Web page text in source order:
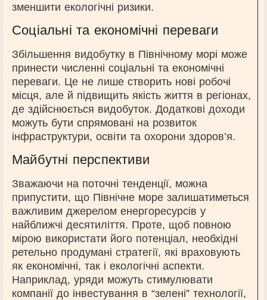
зменшити екологічні ризики.
Соціальні та економічні переваги
Збільшення видобутку в Північному морі може
принести численні соціальні та економічні
переваги. Це не лише створить нові робочі
місця, але й підвищить якість життя в регіонах,
де здійснюється видобуток. Додаткові доходи
можуть бути спрямовані на розвиток
інфраструктури, освіти та охорони здоров’я.
Майбутні перспективи
Зважаючи на поточні тенденції, можна
припустити, що Північне море залишатиметься
важливим джерелом енергоресурсів у
найближчі десятиліття. Проте, щоб повною
мірою використати його потенціал, необхідні
ретельно продумані стратегії, які враховують
як економічні, так і екологічні аспекти.
Наприклад, уряди можуть стимулювати
компанії до інвестування в “зелені” технології,